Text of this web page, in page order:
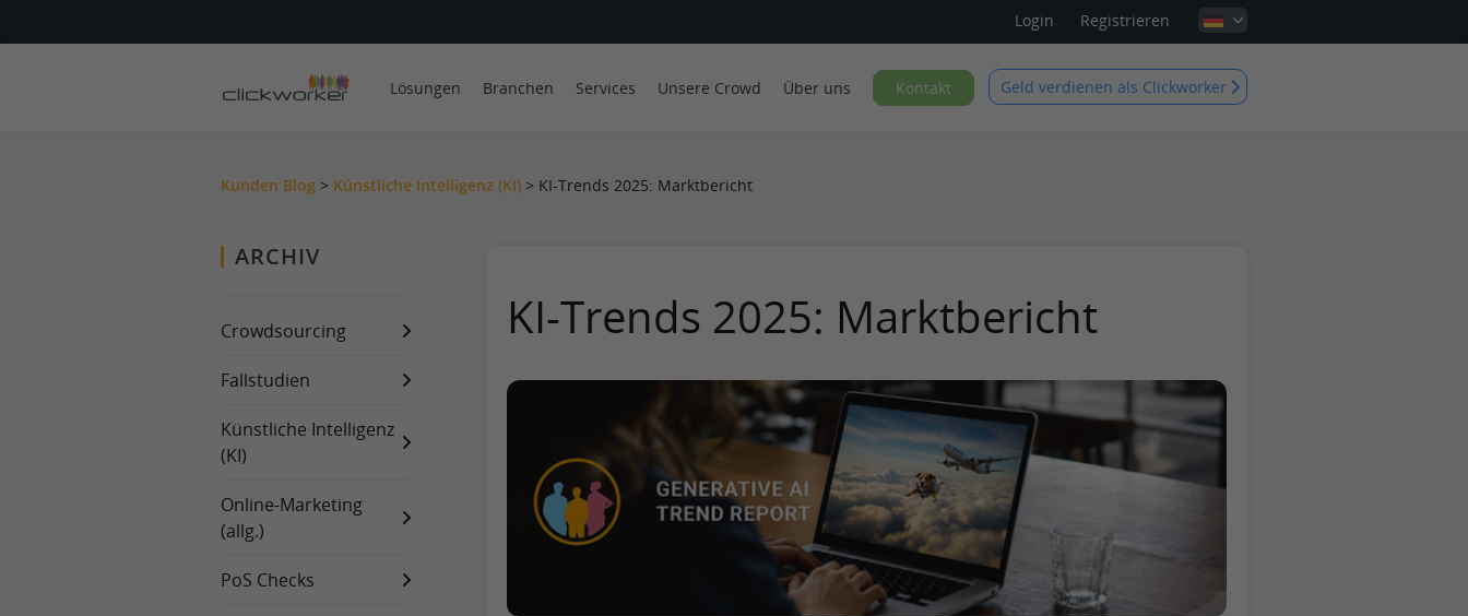
Login Registrieren
Lösungen Branchen Services Unsere Crowd Über uns Kontakt Geld verdienen als Clickworker
Kunden Blog > Künstliche Intelligenz (KI) > KI-Trends 2025: Marktbericht
ARCHIV
Crowdsourcing
Fallstudien
Künstliche Intelligenz
(KI)
Online-Marketing
(allg.)
PoS Checks
KI-Trends 2025: Marktbericht